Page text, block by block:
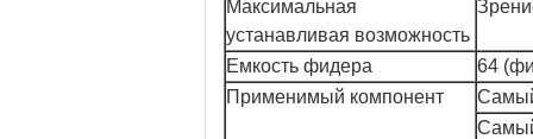
Максимальная
устанавливая возможность
Емкость фидера
64
Применимый компонент